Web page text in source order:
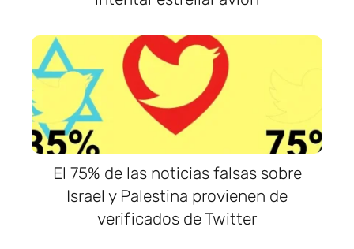
El 75% de las noticias falsas sobre
Israel y Palestina provienen de
verificados de Twitter